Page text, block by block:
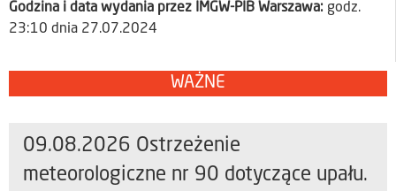
Godzina i data wydania przez IMGW-PIB Warszawa: godz.
23:10 dnia 27.07.2024
WAŻNE
09.08.2026 Ostrzeżenie
meteorologiczne nr 90 dotyczące upału.